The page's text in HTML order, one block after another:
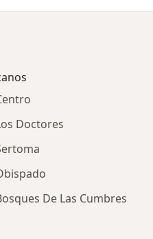
Doctores
De Las Cumbres